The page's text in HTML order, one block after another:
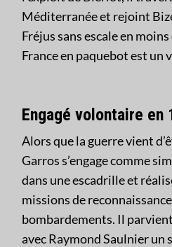
Méditerranée et rejoint
Fréjus sans escale en
France en paquebot est
Engagé volontaire en
Alors que la guerre vient
Garros s’engage comme
dans une escadrille et
missions de
bombardements. Il
avec Raymond Saulnier